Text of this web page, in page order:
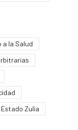
a la Salud
Estado Zulia